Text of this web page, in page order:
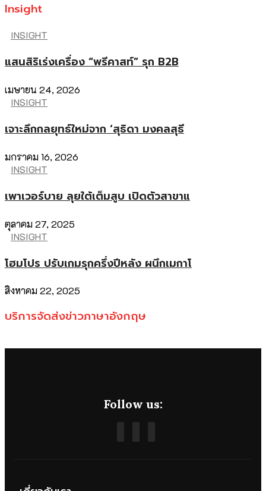
Insight
INSIGHT
แสนสิริเร่งเครื่อง “พรีคาสท์” รุก B2B
เมษายน 24, 2026
INSIGHT
เจาะลึกกลยุทธ์ใหม่จาก ‘สุธิดา มงคลสุธี
มกราคม 16, 2026
INSIGHT
เพาเวอร์บาย ลุยใต้เต็มสูบ เปิดตัวสาขาแ
ตุลาคม 27, 2025
INSIGHT
โฮมโปร ปรับเกมรุกครึ่งปีหลัง ผนึกเมกาโ
สิงหาคม 22, 2025
บริการจัดส่งข่าวภาษาอังกฤษ
Follow us: